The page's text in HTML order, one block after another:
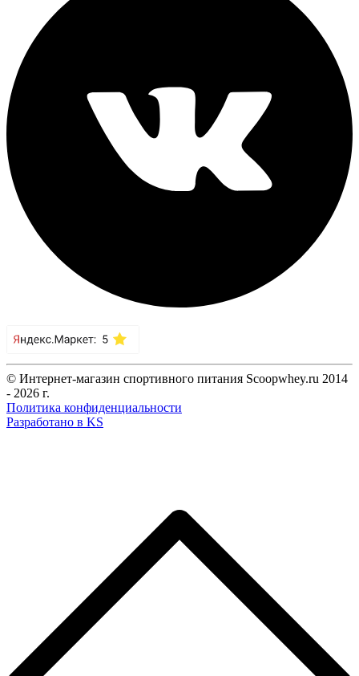
© Интернет-магазин спортивного питания Scoopwhey.ru 2014
- 2026 г.
Политика конфиденциальности
Разработано в KS